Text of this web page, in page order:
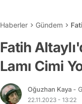
Haberler Gündem
Fatih
Lamı Cimi
Oğuzhan Kaya -
22.11.2023 - 13:22